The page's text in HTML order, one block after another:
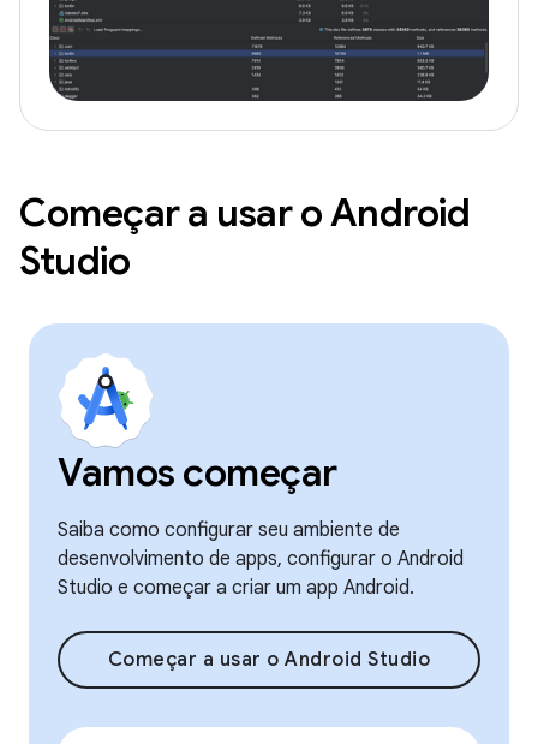
Começar a usar o Android
Studio
Vamos começar
Saiba como configurar seu ambiente de
desenvolvimento de apps, configurar o Android
Studio e começar a criar um app Android.
Começar a usar o Android Studio